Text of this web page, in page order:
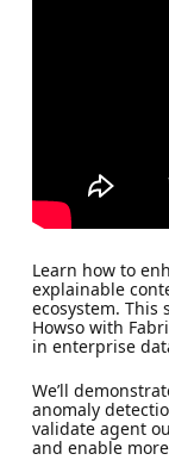
Learn how to
explainable
ecosystem. This
Howso with
in enterprise
We’ll
anomaly
validate agent
and enable